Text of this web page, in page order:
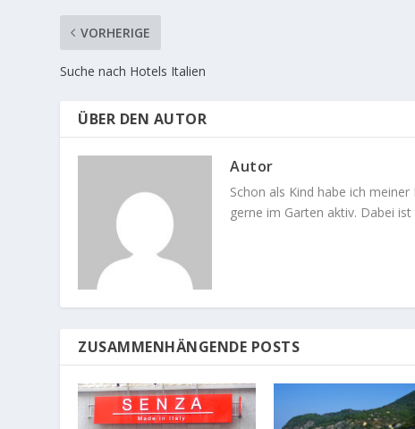
VORHERIGE
Suche nach Hotels Italien
ÜBER DEN AUTOR
Autor
Schon als Kind habe ich
gerne im Garten aktiv. Dabei
ZUSAMMENHÄNGENDE POSTS